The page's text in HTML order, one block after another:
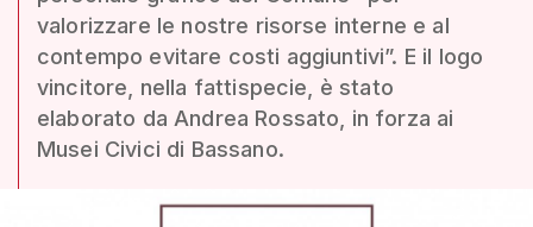
valorizzare le nostre risorse interne e al
contempo evitare costi aggiuntivi”. E il logo
vincitore, nella fattispecie, è stato
elaborato da Andrea Rossato, in forza ai
Musei Civici di Bassano.